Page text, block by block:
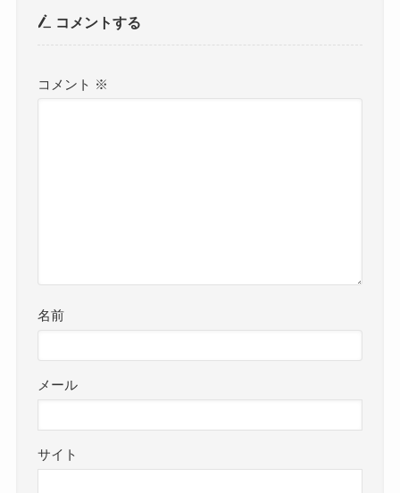
コメントする
コメント ※
名前
メール
サイト